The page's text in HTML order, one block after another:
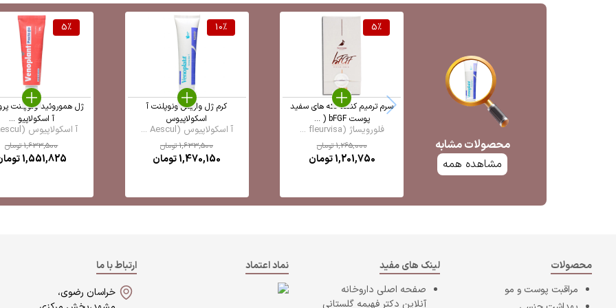
محصولات مشابه
مشاهده همه
5%
سرم ترمیم کننده لکه های سفید
پوست bFGF ( ...
فلورویساژ (fleurvisa ...
1,265,000تومان
1,201,750تومان
10%
کرم ژل واریس ونوپلنت آ
اسکولاپیوس
آ اسکولاپیوس (Aescul ...
1,633,500تومان
1,470,150تومان
5%
ژل هموروئید ونوپلنت
آ اسکولاپیو ...
آ اسکولاپیوس (Aescul ...
1,633,500تومان
1,551,825
محصولات
مراقبت پوست و مو
لینک های مفید
صفحه اصلی داروخانه
آنلاین دکتر فهیمه گلستانی
نماد اعتماد
ارتباط با ما
خراسان رضوی،